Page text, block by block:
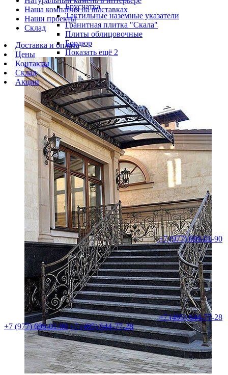
Брусчатка
Тактильные наземные указатели
Гранитная плитка "Скала"
Плиты облицовочные
Бордюр
Показать ещё 2
Наша компания на выставках
Наши проекты
Склад
Доставка и оплата
Цены
Контакты
Склад
Акции
+7 (977) 699-01-90
+7 (495) 644-77-28
+7 (977) 699-01-90 +7 (495) 644-77-28